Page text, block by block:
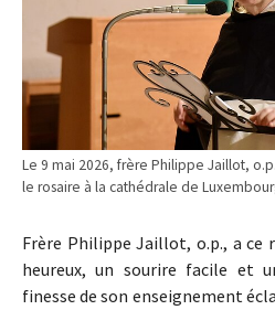
Le 9 mai 2026, frère Philippe Jaillot,
le rosaire à la cathédrale de
Frère Philippe Jaillot, o.p., a ce
heureux, un sourire facile et
finesse de son enseignement